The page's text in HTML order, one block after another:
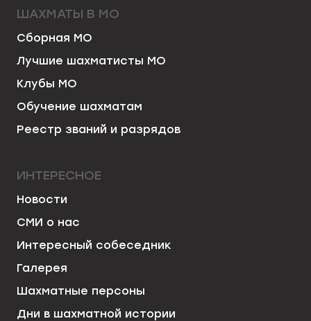
ШАХМАТЫ В МО
Сборная МО
Лучшие шахматисты МО
Клубы МО
Обучение шахматам
Реестр званий и разрядов
ИНТЕРЕСНОЕ
Новости
СМИ о нас
Интересный собеседник
Галерея
Шахматные персоны
Дни в шахматной истории